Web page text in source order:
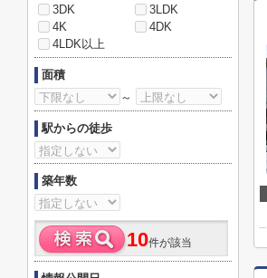
3DK
3LDK
4K
4DK
4LDK以上
面積
～
駅からの徒歩
築年数
10件が該当